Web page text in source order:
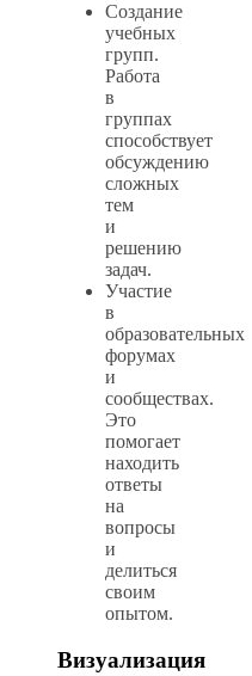
Создание
учебных
групп.
Работа
в
группах
способствует
обсуждению
сложных
тем
и
решению
задач.
Участие
в
образовательных
форумах
и
сообществах.
Это
помогает
находить
ответы
на
вопросы
и
делиться
своим
опытом.
Визуализация